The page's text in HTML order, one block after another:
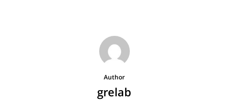
Author
grelab